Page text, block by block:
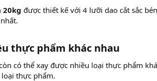
20kg được thiết kế với 4 lưỡi dao cắt sắc
thực phẩm khác nhau
có thể xay được nhiều loại thực phẩm
thực phẩm.